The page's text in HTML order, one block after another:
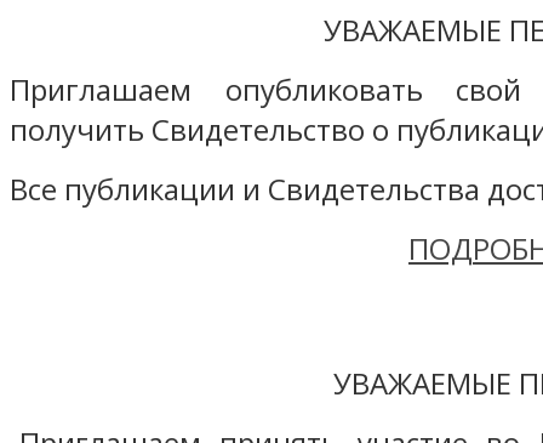
УВАЖАЕМЫЕ
Приглашаем опубликовать
получить Свидетельство о
Все публикации и Свидетельства
УВАЖАЕМЫЕ